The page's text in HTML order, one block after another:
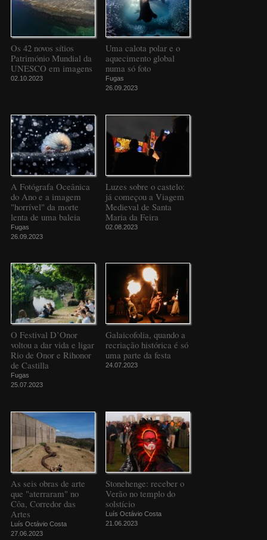
Os 42 novos sítios
Património Mundial da
UNESCO em imagens
02.10.2023
Uma calota polar e o
aquecimento global
numa só foto
Fugas
26.09.2023
A Fotógrafa Oceânica
do Ano e a imagem
"horrível" da morte
lenta de uma baleia
Fugas
26.09.2023
Luzes sobre o castelo:
já começou a Viagem
Medieval de Santa
Maria da Feira
02.08.2023
O Festival D’Onor
voltou a dar vida e ligar
Rio de Onor e Rihonor
de Castilla
Fugas
25.07.2023
Galaicofolia, quando a
recriação histórica é só
uma parte da festa
24.07.2023
As seis obras de arte
que "aterraram" no
Côa, Corredor das
Artes
Luís Octávio Costa
27.06.2023
Stonehenge: receber o
Verão no templo do
solstício
Luís Octávio Costa
21.06.2023